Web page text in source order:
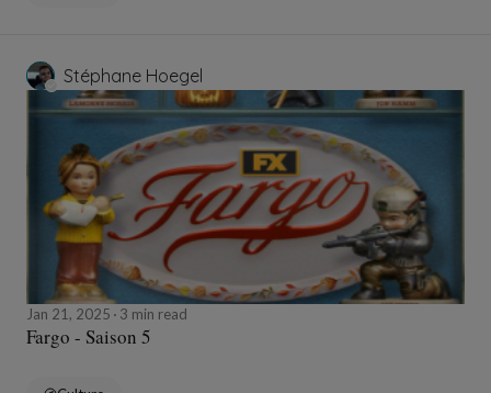
Stéphane Hoegel
Jan 21, 2025 3 min read
Fargo - Saison 5